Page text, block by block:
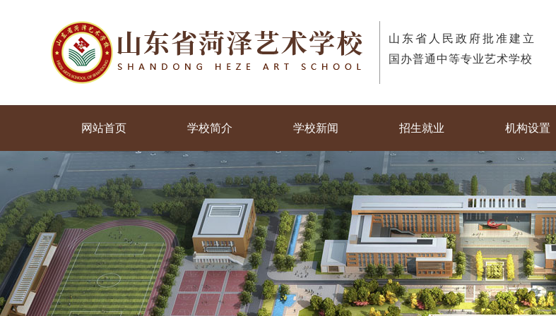
山东省人民政府批准建立
国办普通中等专业艺术学校
网站首页 学校简介 学校新闻 招生就业 机构设置